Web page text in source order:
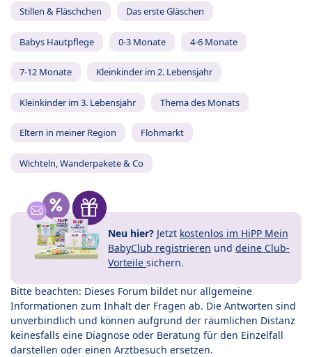
Stillen & Fläschchen Das erste Gläschen
Babys Hautpflege 0-3 Monate 4-6 Monate
7-12 Monate Kleinkinder im 2. Lebensjahr
Kleinkinder im 3. Lebensjahr Thema des Monats
Eltern in meiner Region Flohmarkt
Wichteln, Wanderpakete & Co
Neu hier? Jetzt kostenlos im HiPP Mein
BabyClub registrieren und deine Club-
Vorteile sichern.
Bitte beachten: Dieses Forum bildet nur allgemeine
Informationen zum Inhalt der Fragen ab. Die Antworten sind
unverbindlich und können aufgrund der räumlichen Distanz
keinesfalls eine Diagnose oder Beratung für den Einzelfall
darstellen oder einen Arztbesuch ersetzen.